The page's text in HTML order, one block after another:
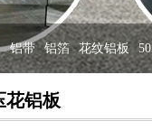
铝带 铝箔 花纹铝板
花铝板